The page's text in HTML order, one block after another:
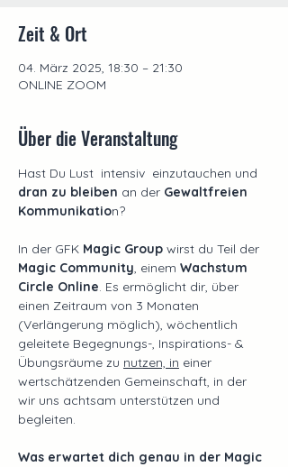
Zeit & Ort
04. März 2025, 18:30 – 21:30
ONLINE ZOOM
Über die Veranstaltung
Hast Du Lust  intensiv  einzutauchen und
dran zu bleiben an der Gewaltfreien
Kommunikation?
In der GFK Magic Group wirst du Teil der
Magic Community, einem Wachstum
Circle Online. Es ermöglicht dir, über
einen Zeitraum von 3 Monaten
(Verlängerung möglich), wöchentlich
geleitete Begegnungs-, Inspirations- &
Übungsräume zu nutzen, in einer
wertschätzenden Gemeinschaft, in der
wir uns achtsam unterstützen und
begleiten.
Was erwartet dich genau in der Magic